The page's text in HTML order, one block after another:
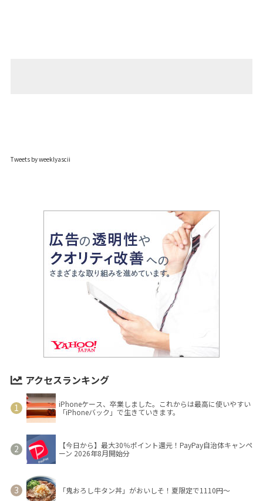
Tweets by weeklyascii
アクセスランキング
iPhoneケース、卒業しました。これからは最高に使いやすい
「iPhoneバック」で生きていきます。
【今日から】最大30％ポイント還元！PayPay自治体キャンペ
ーン 2026年8月開始分
「鬼おろし牛タン丼」がおいしそ！夏限定で1110円～